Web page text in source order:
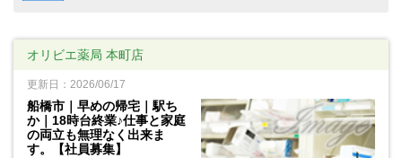
オリビエ薬局 本町店
更新日：2026/06/17
船橋市｜早めの帰宅｜駅ち
か｜18時台終業♪仕事と家庭
の両立も無理なく出来ま
す。【社員募集】